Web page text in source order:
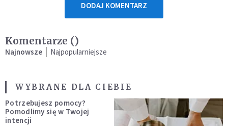
DODAJ KOMENTARZ
Komentarze ()
Najnowsze Najpopularniejsze
WYBRANE DLA CIEBIE
Potrzebujesz pomocy?
Pomodlimy się w Twojej
intencji